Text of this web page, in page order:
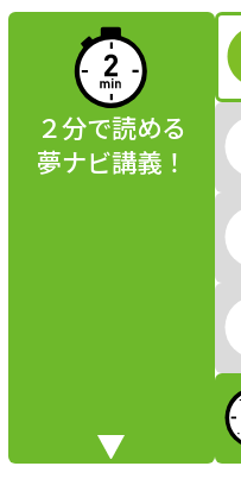
２分で読める
夢ナビ講義！